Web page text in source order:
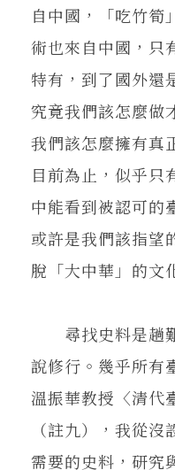
自中國，「吃竹筍
術也來自中國，只
特有，到了國外還
究竟我們該怎麼做
我們該怎麼擁有真
目前為止，似乎只
中能看到被認可的
或許是我們該指望
脫「大中華」的文
尋找史料是趟
說修行。幾乎所有
溫振華教授〈清代
（註九），我從
需要的史料，研究